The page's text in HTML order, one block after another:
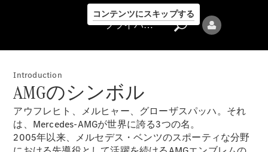
コンテンツにスキップする
プライバシ
プライバシーポリシー
Introduction
AMGのシンボル
アウフレヒト、メルヒャー、グローザスパッハ。それ
は、Mercedes-AMGが世界に誇る3つの名。
2005年以来、メルセデス・ベンツのスポーティな分野